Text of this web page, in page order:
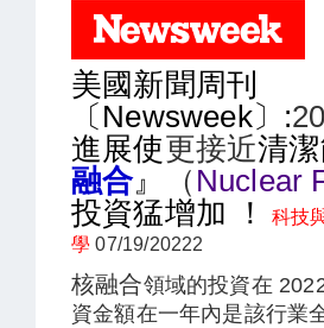
美國新聞周刊
〔Newsweek〕:
進展使更接近清
融合』 （ Nuclear
投資猛增加 ！
科技
學07/19/20222
核融合領域的投資在
資金額在一年內是該行業